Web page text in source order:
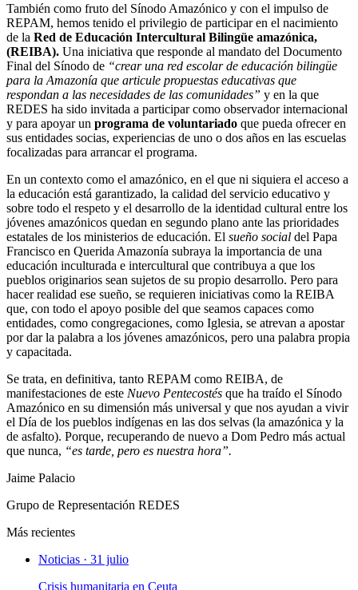
También como fruto del Sínodo Amazónico y con el impulso de
REPAM, hemos tenido el privilegio de participar en el nacimiento
de la Red de Educación Intercultural Bilingüe amazónica,
(REIBA). Una iniciativa que responde al mandato del Documento
Final del Sínodo de “crear una red escolar de educación bilingüe
para la Amazonía que articule propuestas educativas que
respondan a las necesidades de las comunidades” y en la que
REDES ha sido invitada a participar como observador internacional
y para apoyar un programa de voluntariado que pueda ofrecer en
sus entidades socias, experiencias de uno o dos años en las escuelas
focalizadas para arrancar el programa.
En un contexto como el amazónico, en el que ni siquiera el acceso a
la educación está garantizado, la calidad del servicio educativo y
sobre todo el respeto y el desarrollo de la identidad cultural entre los
jóvenes amazónicos quedan en segundo plano ante las prioridades
estatales de los ministerios de educación. El sueño social del Papa
Francisco en Querida Amazonía subraya la importancia de una
educación inculturada e intercultural que contribuya a que los
pueblos originarios sean sujetos de su propio desarrollo. Pero para
hacer realidad ese sueño, se requieren iniciativas como la REIBA
que, con todo el apoyo posible del que seamos capaces como
entidades, como congregaciones, como Iglesia, se atrevan a apostar
por dar la palabra a los jóvenes amazónicos, pero una palabra propia
y capacitada.
Se trata, en definitiva, tanto REPAM como REIBA, de
manifestaciones de este Nuevo Pentecostés que ha traído el Sínodo
Amazónico en su dimensión más universal y que nos ayudan a vivir
el Día de los pueblos indígenas en las dos selvas (la amazónica y la
de asfalto). Porque, recuperando de nuevo a Dom Pedro más actual
que nunca, “es tarde, pero es nuestra hora”.
Jaime Palacio
Grupo de Representación REDES
Más recientes
Noticias · 31 julio
Crisis humanitaria en Ceuta